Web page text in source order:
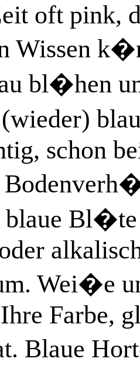
oft pink,
Wissen
bl�hen
schon
Bl�te
Wei�e
Farbe,
Blaue